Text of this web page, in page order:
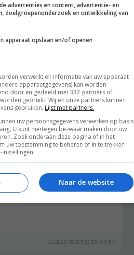
fs=1 autohide=1
ALLE 10 REACTIES BEKIJKEN
advertenties en content, advertentie- en
doelgroepenonderzoek en ontwikkeling van
apparaat opslaan en/of openen
verwerkt en informatie van uw apparaat
apparaatgegevens) kan worden
door en gedeeld met 332 partners of
gebruikt. Wij en onze partners kunnen
gebruiken. Lijst met partners.
uw persoonsgegevens verwerken op basis
U kunt hiertegen bezwaar maken door uw
Zoek onderaan deze pagina of in het
uw toestemming te beheren of in te trekken
instellingen.
Naar de website